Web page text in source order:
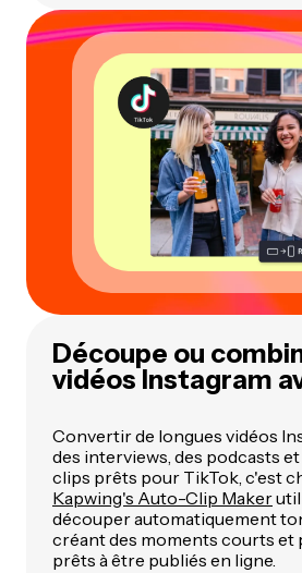
Découpe ou
vidéos Instagram
Convertir de longues vidéos
des interviews, des podcasts
clips prêts pour TikTok, c'est
Kapwing's Auto-Clip Maker
découper automatiquement
créant des moments courts et
prêts à être publiés en ligne.